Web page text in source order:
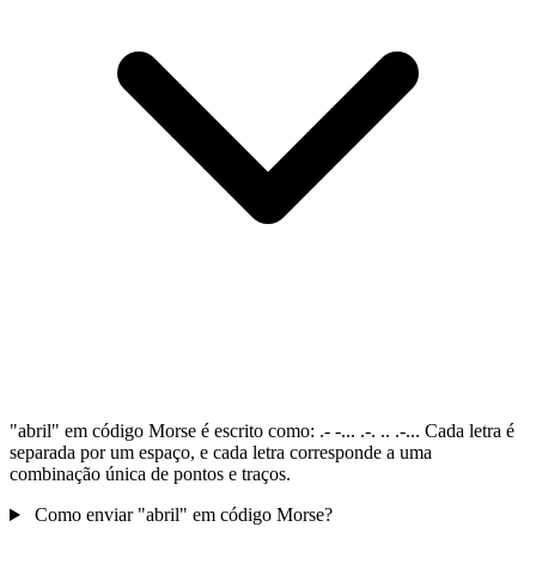
"abril" em código Morse é escrito como: .- -... .-. .. .-... Cada letra é
separada por um espaço, e cada letra corresponde a uma
combinação única de pontos e traços.
Como enviar "abril" em código Morse?